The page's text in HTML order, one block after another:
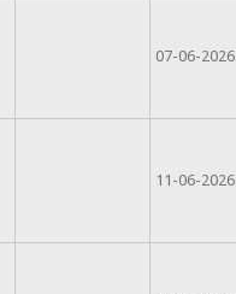
07-06-2026
11-06-2026